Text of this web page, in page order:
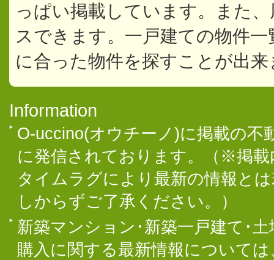
っぱい掲載しています。また
スできます。一戸建ての物件
に合った物件を探すことが出来
Information
O-uccino(オウチーノ)に掲載の不
に発信されております。（※掲
タイムラグにより最新の情報と
しからずご了承ください。）
新築マンション･新築一戸建て･
購入に関する最新情報について